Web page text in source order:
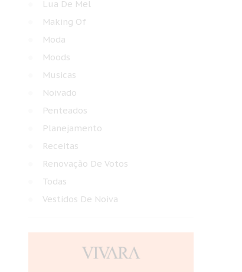
Lua De Mel
Making Of
Moda
Moods
Musicas
Noivado
Penteados
Planejamento
Receitas
Renovação De Votos
Todas
Vestidos De Noiva